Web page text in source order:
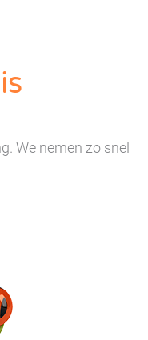
We nemen zo snel